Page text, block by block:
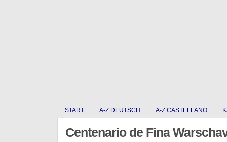
START A-Z DEUTSCH A-Z CASTELLANO
Centenario de Fina